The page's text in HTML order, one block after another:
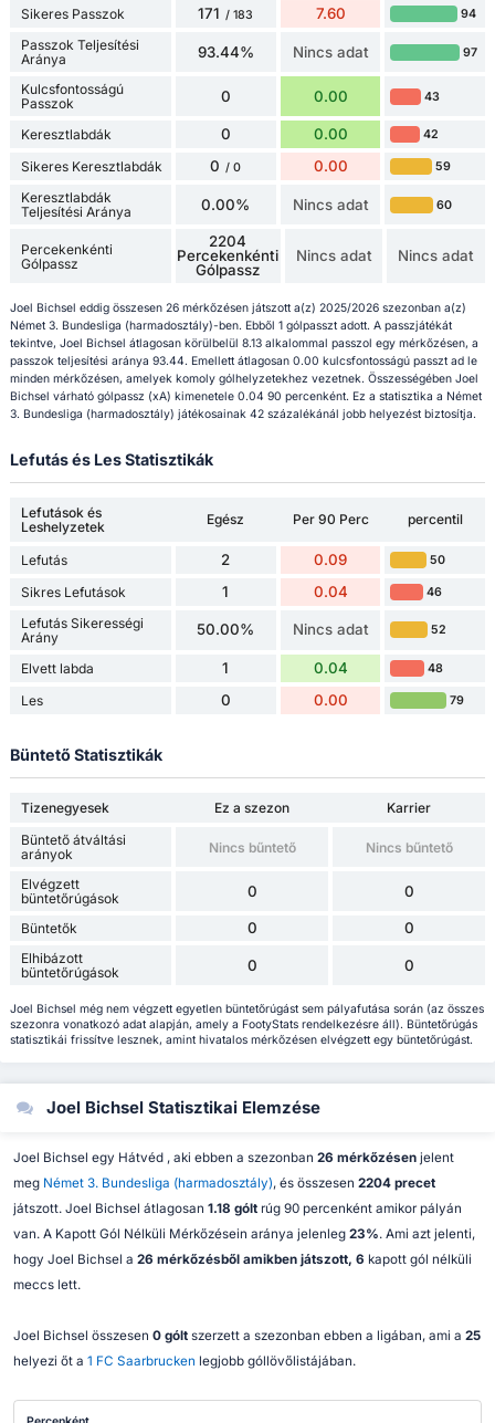
Sikeres Passzok 171 / 183 7.60 94
Passzok Teljesítési
Aránya
93.44% Nincs adat 97
Kulcsfontosságú
Passzok
0 0.00 43
Keresztlabdák 0 0.00 42
Sikeres Keresztlabdák 0 / 0 0.00 59
Keresztlabdák
Teljesítési Aránya
0.00% Nincs adat 60
Percekenkénti
Gólpassz
2204
Percekenkénti
Gólpassz
Nincs adat Nincs adat
Joel Bichsel eddig összesen 26 mérkőzésen játszott a(z) 2025/2026 szezonban a(z)
Német 3. Bundesliga (harmadosztály)-ben. Ebből 1 gólpasszt adott. A passzjátékát
tekintve, Joel Bichsel átlagosan körülbelül 8.13 alkalommal passzol egy mérkőzésen, a
passzok teljesítési aránya 93.44. Emellett átlagosan 0.00 kulcsfontosságú passzt ad le
minden mérkőzésen, amelyek komoly gólhelyzetekhez vezetnek. Összességében Joel
Bichsel várható gólpassz (xA) kimenetele 0.04 90 percenként. Ez a statisztika a Német
3. Bundesliga (harmadosztály) játékosainak 42 százalékánál jobb helyezést biztosítja.
Lefutás és Les Statisztikák
Lefutások és
Leshelyzetek
Egész Per 90 Perc percentil
Lefutás 2 0.09 50
Sikres Lefutások 1 0.04 46
Lefutás Sikerességi
Arány
50.00% Nincs adat 52
Elvett labda 1 0.04 48
Les 0 0.00 79
Büntető Statisztikák
Tizenegyesek Ez a szezon
Karrier
Büntető átváltási
arányok
Nincs bűntető Nincs bűntető
Elvégzett
büntetőrúgások
0 0
Büntetők 0 0
Elhibázott
büntetőrúgások
0 0
Joel Bichsel még nem végzett egyetlen büntetőrúgást sem pályafutása során (az összes
szezonra vonatkozó adat alapján, amely a FootyStats rendelkezésre áll). Büntetőrúgás
statisztikái frissítve lesznek, amint hivatalos mérkőzésen elvégzett egy büntetőrúgást.
Joel Bichsel Statisztikai Elemzése
Joel Bichsel egy Hátvéd , aki ebben a szezonban 26 mérkőzésen jelent
meg Német 3. Bundesliga (harmadosztály), és összesen 2204 precet
játszott. Joel Bichsel átlagosan 1.18 góltrúg 90 percenként amikor pályán
van. A Kapott Gól Nélküli Mérkőzésein aránya jelenleg 23%. Ami azt jelenti,
hogy Joel Bichsel a 26 mérkőzésből amikben játszott, 6 kapott gól nélküli
meccs lett.
Joel Bichsel összesen 0 góltszerzett a szezonban ebben a ligában, ami a 25
helyezi őt a 1 FC Saarbrucken legjobb góllövőlistájában.